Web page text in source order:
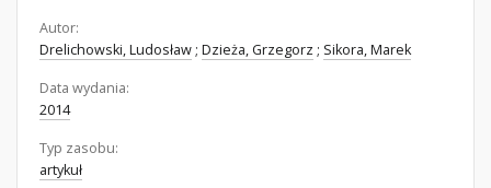
Autor:
Drelichowski, Ludosław ; Dzieża, Grzegorz ; Sikora, Marek
Data wydania:
2014
Typ zasobu:
artykuł